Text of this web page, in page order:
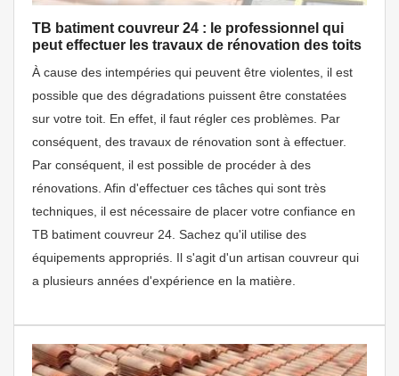
TB batiment couvreur 24 : le professionnel qui
peut effectuer les travaux de rénovation des toits
À cause des intempéries qui peuvent être violentes, il est
possible que des dégradations puissent être constatées
sur votre toit. En effet, il faut régler ces problèmes. Par
conséquent, des travaux de rénovation sont à effectuer.
Par conséquent, il est possible de procéder à des
rénovations. Afin d'effectuer ces tâches qui sont très
techniques, il est nécessaire de placer votre confiance en
TB batiment couvreur 24. Sachez qu'il utilise des
équipements appropriés. Il s'agit d'un artisan couvreur qui
a plusieurs années d'expérience en la matière.